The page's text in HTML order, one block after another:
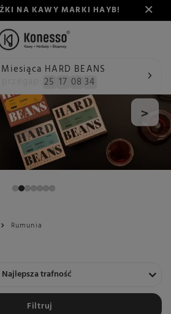
NA KAWY MARKI HAYB!
HARD BEANS
25 17 08 33
>
Rumunia
Zmień sortowanie
Najlepsza trafność
Filtruj